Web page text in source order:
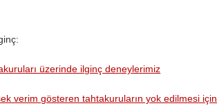
üzerinde ilginç deneylerimiz
verim gösteren tahtakuruların yok edilmesi için